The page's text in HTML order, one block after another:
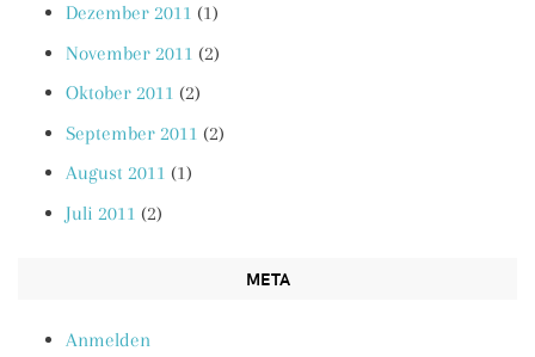
Dezember 2011 (1)
November 2011 (2)
Oktober 2011 (2)
September 2011 (2)
August 2011 (1)
Juli 2011 (2)
META
Anmelden